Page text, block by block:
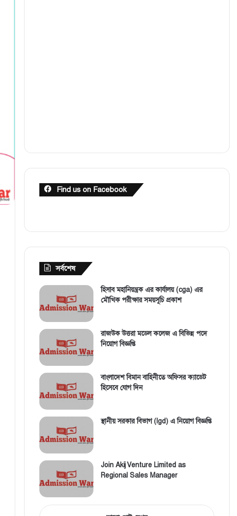
Find us on Facebook
সর্বশেষ
হিসাব মহানিয়ন্ত্রক এর কার্যালয় (cga) এর
মৌখিক পরীক্ষার সময়সূচি প্রকাশ
রাজউক উত্তরা মডেল কলেজ এ বিভিন্ন পদে
নিয়োগ বিজ্ঞপ্তি
বাংলাদেশ বিমান বাহিনীতে অফিসর ক্যাডেট
হিসেবে যোগ দিন
স্থানীয় সরকার বিভাগ (lgd) এ নিয়োগ বিজ্ঞপ্তি
Join Akij Venture Limited as
Regional Sales Manager